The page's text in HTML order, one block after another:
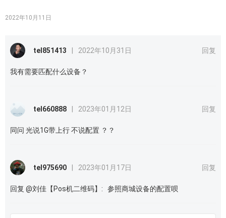
2022年10月11日
tel851413 | 2022年10月31日 回复
我有需要匹配什么设备？
tel660888 | 2023年01月12日 回复
同问 光说1G带上行 不说配置 ？？
tel975690 | 2023年01月17日 回复
回复 @刘佳【Pos机二维码】: 参照商城设备的配置呗